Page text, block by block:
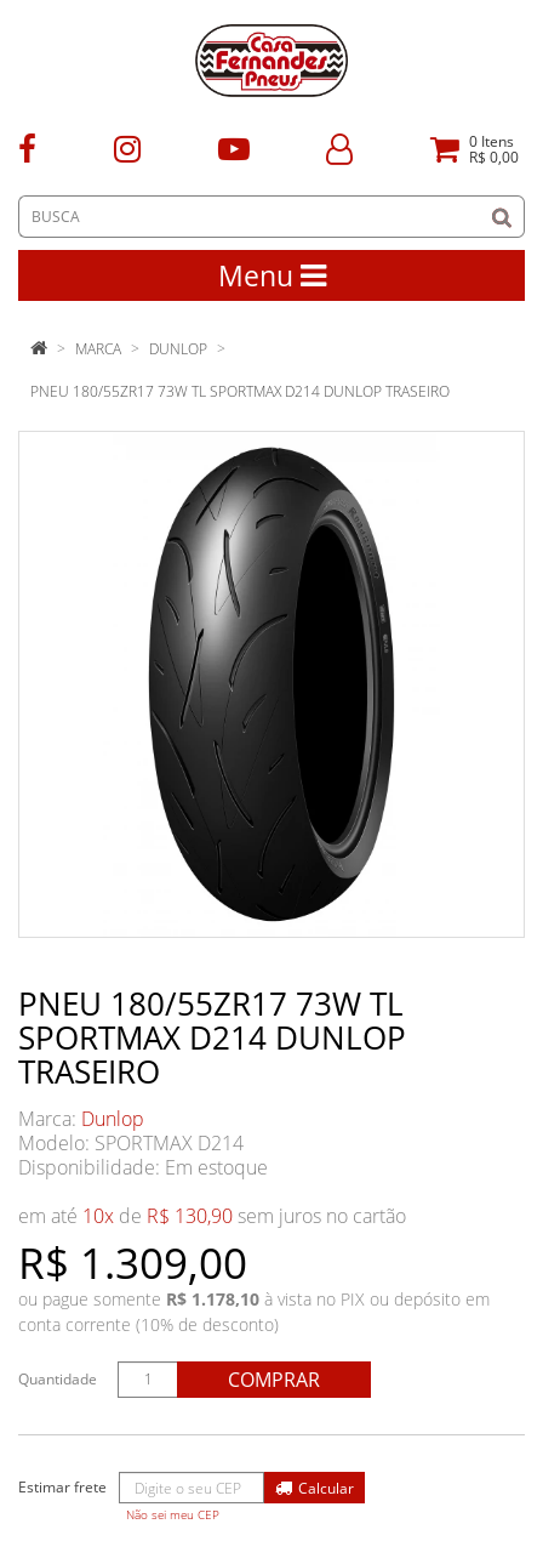
0 Itens
R$ 0,00
Menu
MARCA DUNLOP
PNEU 180/55ZR17 73W TL SPORTMAX D214 DUNLOP TRASEIRO
PNEU 180/55ZR17 73W TL
SPORTMAX D214 DUNLOP
TRASEIRO
Marca: Dunlop
Modelo: SPORTMAX D214
Disponibilidade: Em estoque
R$ 1.309,00
em até 10x de R$ 130,90 sem juros no cartão
ou pague somente R$ 1.178,10 à vista no PIX ou depósito em
conta corrente (10% de desconto)
Quantidade COMPRAR
Não sei meu CEP